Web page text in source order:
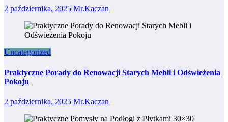
2 października, 2025 Mr.Kaczan
Uncategorized
Praktyczne Porady do Renowacji Starych Mebli i Odświeżenia
Pokoju
2 października, 2025 Mr.Kaczan